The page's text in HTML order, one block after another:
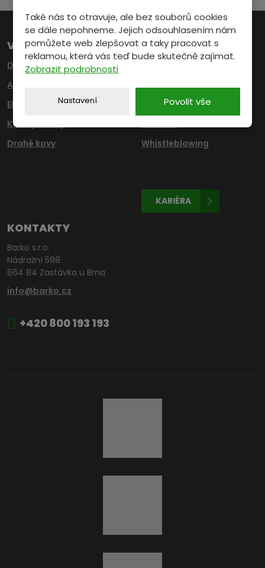
nepodařilo
odeslat.
VYKUPUJEME
Druhotné suroviny
Autovraky
Elektroodpady
Katalyzátory
Drahé kovy
DŮLEŽITÉ ODKAZY
Provozovny
Whistleblowing
KARIÉRA
KONTAKTY
Barko s.r.o.
Nádražní 598
664 84 Zastávka u Brna
info@barko.cz
+420 800 193 193
Také nás to otravuje, ale bez souborů cookies
se dále nepohneme. Jejich odsouhlasením nám
pomůžete web zlepšovat a taky pracovat s
reklamou, která vás teď bude skutečně zajímat.
Zobrazit podrobnosti
Nastavení Povolit vše